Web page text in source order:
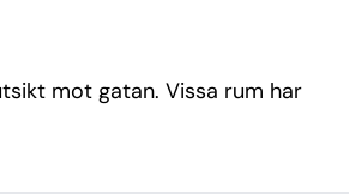
mot gatan. Vissa rum har